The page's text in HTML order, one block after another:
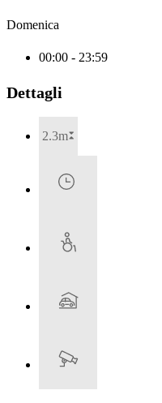
Domenica
00:00 - 23:59
Dettagli
2.3m